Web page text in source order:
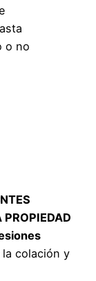
o no
PROPIEDAD
la colación y